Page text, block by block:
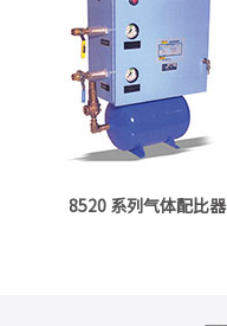
8520 系列气体配比器